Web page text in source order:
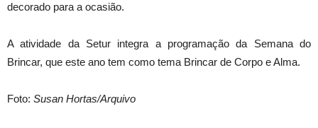
decorado para a ocasião.
A atividade da Setur integra a programação da Semana do
Brincar, que este ano tem como tema Brincar de Corpo e Alma.
Foto: Susan Hortas/Arquivo